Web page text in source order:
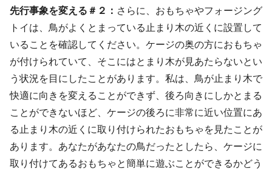
先行事象を変える＃２： さらに、おもちゃやフォージング
トイは、鳥がよくとまっている止まり木の近くに設置して
いることを確認してください。ケージの奥の方におもちゃ
が付けられていて、そこにはとまり木が見あたらないとい
う状況を目にしたことがあります。私は、鳥が止まり木で
快適に向きを変えることができず、後ろ向きにしかとまる
ことができないほど、ケージの後ろに非常に近い位置にあ
る止まり木の近くに取り付けられたおもちゃを見たことが
あります。あなたがあなたの鳥だったとしたら、ケージに
取り付けてあるおもちゃと簡単に遊ぶことができるかどう